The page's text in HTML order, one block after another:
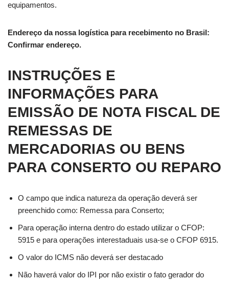
equipamentos.
Endereço da nossa logística para recebimento no Brasil:
Confirmar endereço.
INSTRUÇÕES E
INFORMAÇÕES PARA
EMISSÃO DE NOTA FISCAL DE
REMESSAS DE
MERCADORIAS OU BENS
PARA CONSERTO OU REPARO
O campo que indica natureza da operação deverá ser
preenchido como: Remessa para Conserto;
Para operação interna dentro do estado utilizar o CFOP:
5915 e para operações interestaduais usa-se o CFOP 6915.
O valor do ICMS não deverá ser destacado
Não haverá valor do IPI por não existir o fato gerador do